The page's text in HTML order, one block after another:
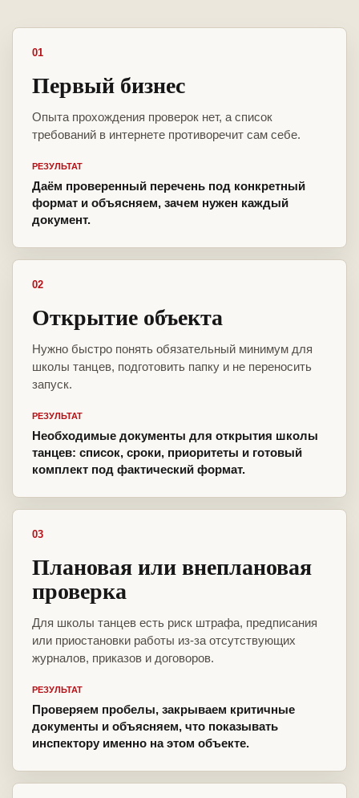
01
Первый бизнес
Опыта прохождения проверок нет, а список
требований в интернете противоречит сам себе.
РЕЗУЛЬТАТ
Даём проверенный перечень под конкретный
формат и объясняем, зачем нужен каждый
документ.
02
Открытие объекта
Нужно быстро понять обязательный минимум для
школы танцев, подготовить папку и не переносить
запуск.
РЕЗУЛЬТАТ
Необходимые документы для открытия школы
танцев: список, сроки, приоритеты и готовый
комплект под фактический формат.
03
Плановая или внеплановая
проверка
Для школы танцев есть риск штрафа, предписания
или приостановки работы из-за отсутствующих
журналов, приказов и договоров.
РЕЗУЛЬТАТ
Проверяем пробелы, закрываем критичные
документы и объясняем, что показывать
инспектору именно на этом объекте.